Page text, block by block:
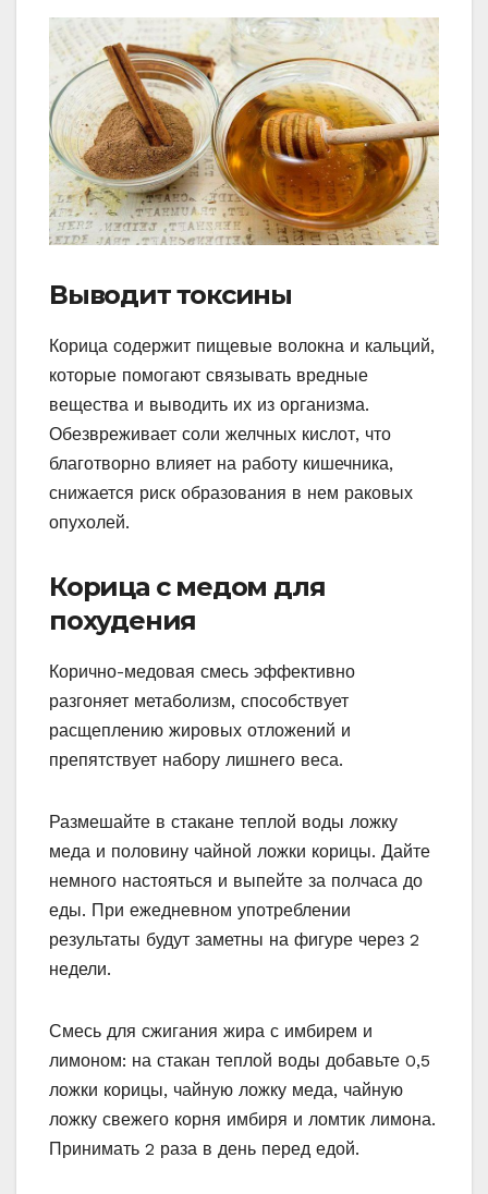
Выводит токсины
Корица содержит пищевые волокна и кальций,
которые помогают связывать вредные
вещества и выводить их из организма.
Обезвреживает соли желчных кислот, что
благотворно влияет на работу кишечника,
снижается риск образования в нем раковых
опухолей.
Корица с медом для
похудения
Корично-медовая смесь эффективно
разгоняет метаболизм, способствует
расщеплению жировых отложений и
препятствует набору лишнего веса.
Размешайте в стакане теплой воды ложку
меда и половину чайной ложки корицы. Дайте
немного настояться и выпейте за полчаса до
еды. При ежедневном употреблении
результаты будут заметны на фигуре через 2
недели.
Смесь для сжигания жира с имбирем и
лимоном: на стакан теплой воды добавьте 0,5
ложки корицы, чайную ложку меда, чайную
ложку свежего корня имбиря и ломтик лимона.
Принимать 2 раза в день перед едой.